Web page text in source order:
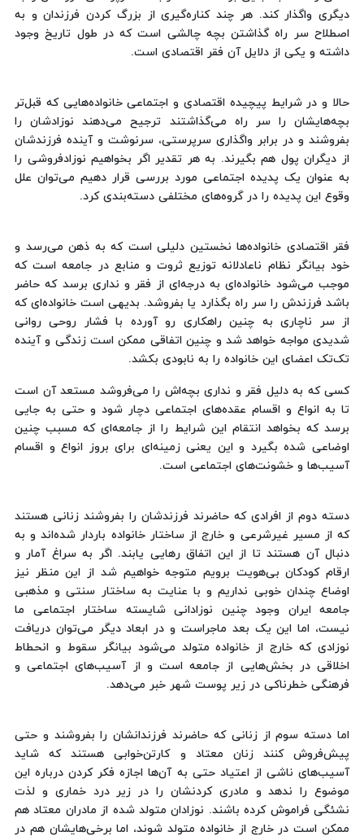
دیگری واگذار کند. هر چند کناره‌گیری از بزرگ کردن فرزندان و به
اصطلاح سر راه گذاشتن بچه چالشی است که در طول تاریخ وجود
داشته و یکی از دلایل آن فقر اقتصادی است.
حالا و در شرایط پیچیده اقتصادی و اجتماعی خانواده‌هایی که قبل‌تر
بچه‌هایشان را سر راه می‌گذاشتند ترجیح می‌دهند نوزادشان را
بفروشند و در برابر واگذاری سرپرستی، سرنوشت و آینده فرزندشان
از دیگران پول هم بگیرند. به هر تقدیر اگر بخواهیم نوزادفروشی را
به عنوان یک پدیده اجتماعی مورد بررسی قرار دهیم می‌توان علل
وقوع این پدیده را در گروه‌های مختلفی دسته‌بندی کرد.
فقر اقتصادی خانواده‌ها نخستین دلیلی است که به ذهن می‌رسد و
خود بیانگر نظام ناعادلانه توزیع ثروت و منابع در جامعه است که
موجب می‌شود خانواده‌ای به درجه‌ای از فقر و نداری برسد که حاضر
باشد فرزندش را سر راه بگذارد یا بفروشد. بدیهی است خانواده‌ای که
از سر ناچاری به چنین راهکاری رو آورده با فشار روحی روانی
شدیدی مواجه خواهد شد و چنین اتفاقی ممکن است زندگی و آینده
تک‌تک اعضای این خانواده را به نابودی بکشد.
کسی که به دلیل فقر و نداری بچه‌اش را می‌فروشد مستعد آن است
تا به انواع و اقسام عقده‌های اجتماعی دچار شود و حتی به جایی
برسد که بخواهد انتقام این شرایط را از جامعه‌ای که مسبب چنین
اوضاعی شده بگیرد و این یعنی زمینه‌ای برای بروز انواع و اقسام
آسیب‌ها و خشونت‌های اجتماعی است.
دسته دوم از افرادی که حاضرند فرزندشان را بفروشند زنانی هستند
که از مسیر غیرشرعی و خارج از ساختار خانواده باردار شده‌اند و به
دنبال آن هستند تا از این اتفاق رهایی یابند. اگر به سراغ آمار و
ارقام کودکان بی‌هویت برویم متوجه خواهیم شد از این منظر نیز
اوضاع چندان خوبی نداریم و با عنایت به ساختار سنتی و مذهبی
جامعه ایران وجود چنین نوزادانی شایسته ساختار اجتماعی ما
نیست، اما این یک بعد ماجراست و در ابعاد دیگر می‌توان دریافت
نوزادی که خارج از خانواده متولد می‌شود بیانگر سقوط و انحطاط
اخلاقی در بخش‌هایی از جامعه است و از آسیب‌های اجتماعی و
فرهنگی خطرناکی در زیر پوست شهر خبر می‌دهد.
اما دسته سوم از زنانی که حاضرند فرزندانشان را بفروشند و حتی
پیش‌فروش کنند زنان معتاد و کارتن‌خوابی هستند که شاید
آسیب‌های ناشی از اعتیاد حتی به آن‌ها اجازه فکر کردن درباره این
موضوع را ندهد و مادری کردنشان را در زیر درد خماری و لذت
نشئگی فراموش کرده باشند. نوزادان متولد شده از مادران معتاد هم
ممکن است در خارج از خانواده متولد شوند، اما برخی‌هایشان هم در